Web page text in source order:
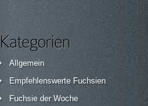
Kategorien
Allgemein
Empfehlenswerte Fuchsien
Fuchsie der Woche